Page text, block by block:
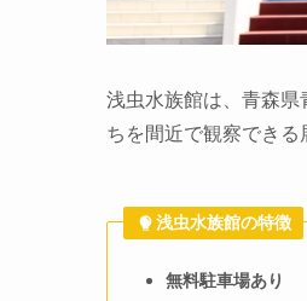
浅虫水族館は、青森県
ちを間近で観察できる
浅虫水族館の特徴
無料駐車場あり